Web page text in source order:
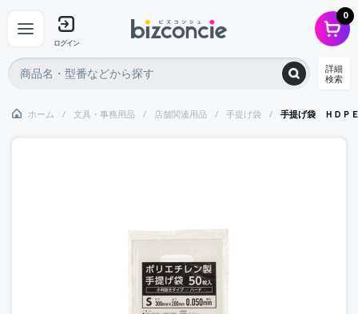
ログイン
0
詳細
検索
ホーム 文具・事務用品 店舗関連用品 手提げ袋 手提げ袋 ＨＤＰ